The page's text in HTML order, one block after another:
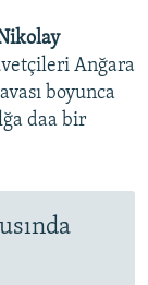
Anğara
boyunca
daa bir